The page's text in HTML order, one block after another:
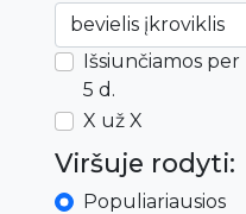
Išsiunčiamos per
5 d.
X už X
Viršuje rodyti:
Populiariausios